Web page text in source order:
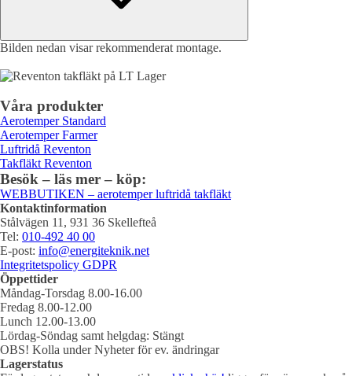
Bilden nedan visar rekommenderat montage.
Våra produkter
Aerotemper Standard
Aerotemper Farmer
Luftridå Reventon
Takfläkt Reventon
Besök – läs mer – köp:
WEBBUTIKEN – aerotemper luftridå takfläkt
Kontaktinformation
Stålvägen 11, 931 36 Skellefteå
Tel: 010-492 40 00
E-post: info@energiteknik.net
Integritetspolicy GDPR
Öppettider
Måndag-Torsdag 8.00-16.00
Fredag 8.00-12.00
Lunch 12.00-13.00
Lördag-Söndag samt helgdag: Stängt
OBS! Kolla under Nyheter för ev. ändringar
Lagerstatus